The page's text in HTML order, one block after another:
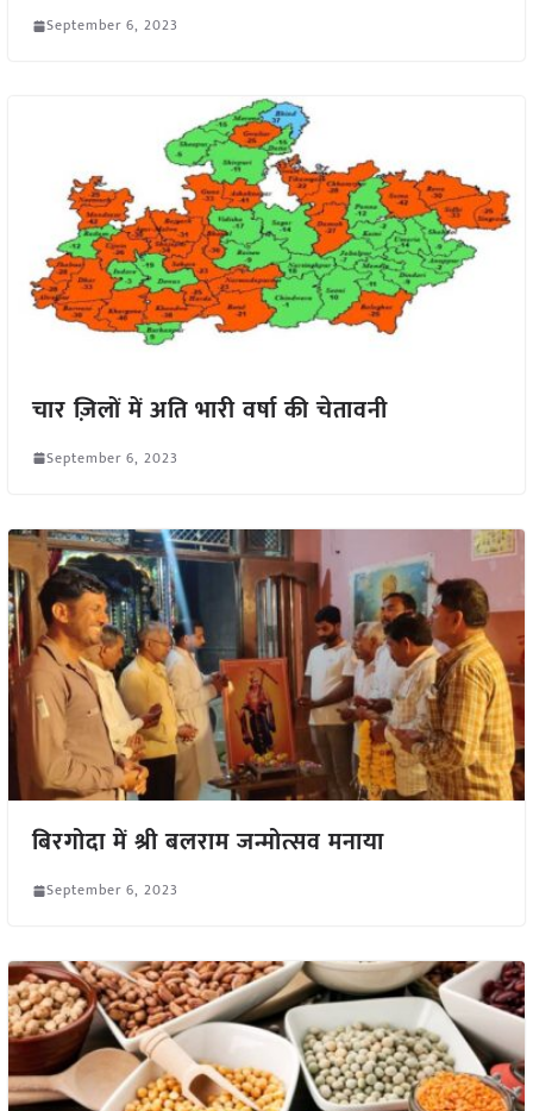
September 6, 2023
चार ज़िलों में अति भारी वर्षा की चेतावनी
September 6, 2023
बिरगोदा में श्री बलराम जन्मोत्सव मनाया
September 6, 2023